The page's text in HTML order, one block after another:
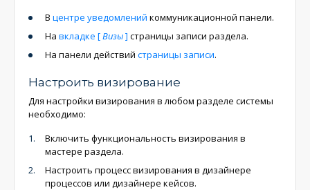
В центре уведомлений коммуникационной панели.
На вкладке [Визы] страницы записи раздела.
На панели действий страницы записи.
Настроить визирование
Для настройки визирования в любом разделе системы
необходимо:
Включить функциональность визирования в
мастере раздела.
Настроить процесс визирования в дизайнере
процессов или дизайнере кейсов.